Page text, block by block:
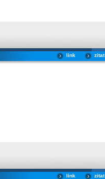
zitat
link
zitat
link